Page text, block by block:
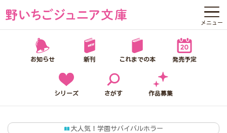
メニュー
野いちごジュニア文庫って？
お知らせ 新刊 これまでの本 発売予定
シリーズ さがす 作品募集
大人気！学園サバイバルホラー